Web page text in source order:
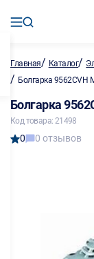
Главная/ Каталог/
/ Болгарка 9562CVH
Болгарка
Код товара: 21498
0 0 отзывов